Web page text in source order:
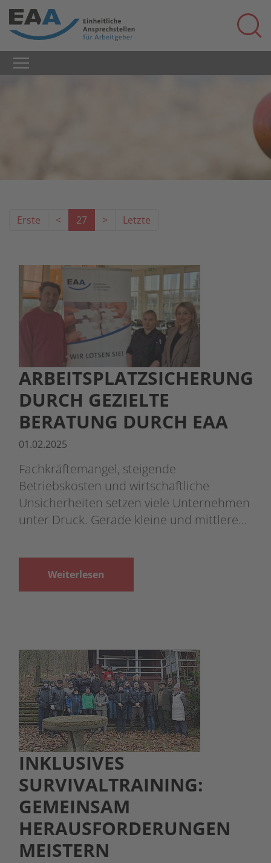
Erste < 27 > Letzte
ARBEITSPLATZSICHERUNG
DURCH GEZIELTE
BERATUNG DURCH EAA
01.02.2025
Fachkräftemangel, steigende
Betriebskosten und wirtschaftliche
Unsicherheiten setzen viele Unternehmen
unter Druck. Gerade kleine und mittlere…
Weiterlesen
INKLUSIVES
SURVIVALTRAINING:
GEMEINSAM
HERAUSFORDERUNGEN
MEISTERN